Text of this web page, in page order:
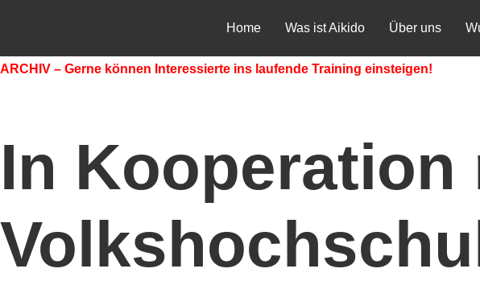
Home Was ist Aikido Über uns
ARCHIV – Gerne können Interessierte ins laufende Training einsteigen!
In